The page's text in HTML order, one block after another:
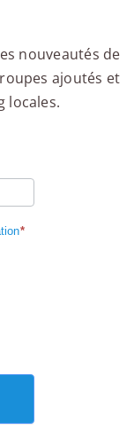
nouveautés de
ajoutés et
locales.
*